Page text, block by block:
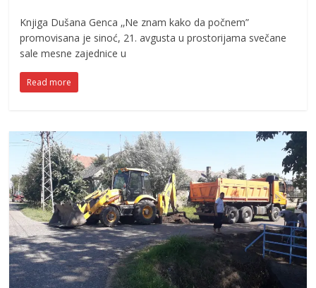
Knjiga Dušana Genca ‚‚Ne znam kako da počnem”
promovisana je sinoć, 21. avgusta u prostorijama svečane
sale mesne zajednice u
Read more